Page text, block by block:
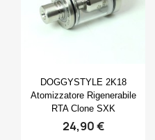
Anteprima
DOGGYSTYLE 2K18
Atomizzatore Rigenerabile
RTA Clone SXK
24,90 €